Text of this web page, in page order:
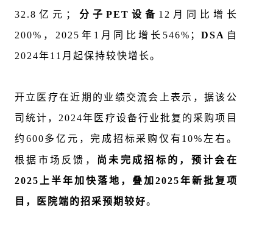
32.8亿元；
分子PET设备 12月同比增长
200%，2025年1月同比增长546%；DSA 自
2024年11月起保持较快增长。
开立医疗在近期的 业绩交流会上表示，据该公
司统计， 2024年医疗设备行业批复的采购项目
约 600多亿元，完成招标采购仅有 10% 左右。
根据市场反馈， 尚未 完成招标的 ，预计会在
2025
上半年加快落地， 叠加 2025年新批复项
目，医院端的招采预期 较好。